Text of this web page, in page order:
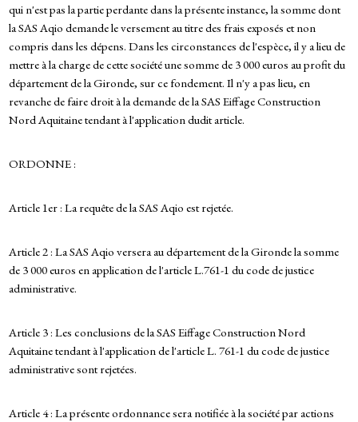
qui n'est pas la partie perdante dans la présente instance, la somme dont
la SAS Aqio demande le versement au titre des frais exposés et non
compris dans les dépens. Dans les circonstances de l'espèce, il y a lieu de
mettre à la charge de cette société une somme de 3 000 euros au profit du
département de la Gironde, sur ce fondement. Il n'y a pas lieu, en
revanche de faire droit à la demande de la SAS Eiffage Construction
Nord Aquitaine tendant à l'application dudit article.
ORDONNE :
Article 1er : La requête de la SAS Aqio est rejetée.
Article 2 : La SAS Aqio versera au département de la Gironde la somme
de 3 000 euros en application de l'article L.761-1 du code de justice
administrative.
Article 3 : Les conclusions de la SAS Eiffage Construction Nord
Aquitaine tendant à l'application de l'article L. 761-1 du code de justice
administrative sont rejetées.
Article 4 : La présente ordonnance sera notifiée à la société par actions